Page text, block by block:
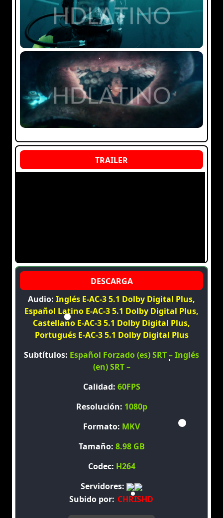
Audio: Inglés E-AC-3 5.1 Dolby Digital Plus,
Español Latino E-AC-3 5.1 Dolby Digital Plus,
Castellano E-AC-3 5.1 Dolby Digital Plus,
Portugués E-AC-3 5.1 Dolby Digital Plus
Subtítulos: Español Forzado (es) SRT – Inglés
(en) SRT –
Calidad: 60FPS
Resolución: 1080p
Formato: MKV
Tamaño: 8.98 GB
Codec: H264
Servidores:
Subido por: CHRISHD